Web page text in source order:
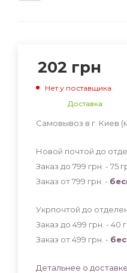
202 грн
Нет у поставщика
Доставка
Самовывоз в г. Киев
Новой почтой до
Заказ до 799 грн. - 75
Заказ от 799 грн. -
Укрпочтой до
Заказ до 499 грн. - 40
Заказ от 499 грн. -
Детальнее о доставке